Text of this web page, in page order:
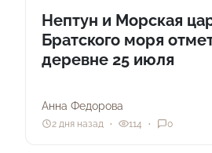
Нептун и Морская
Братского моря
деревне 25 июля
Анна Федорова
2 дня назад 114 0